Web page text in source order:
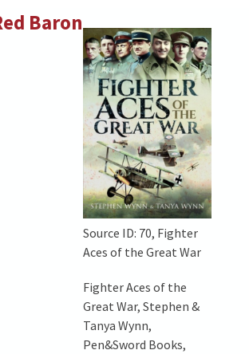
Baron
Source ID: 70, Fighter
Aces of the Great War
Fighter Aces of the
Great War, Stephen &
Tanya Wynn,
Pen&Sword Books,